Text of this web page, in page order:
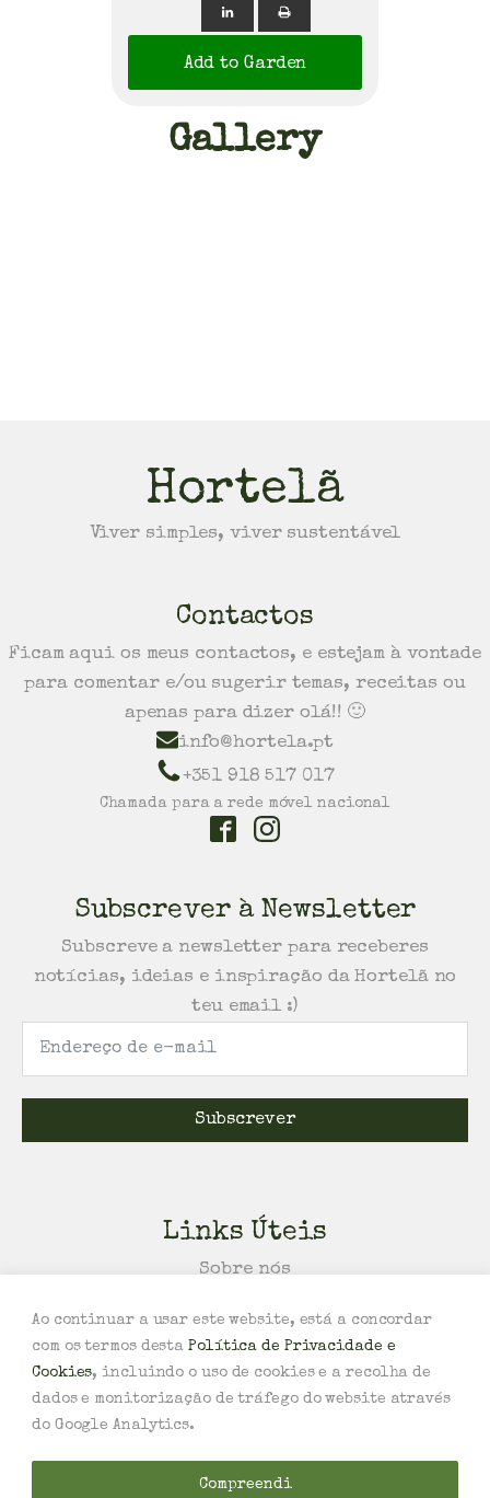
Ao continuar a usar este website, está a concordar
com os termos desta Política de Privacidade e
Cookies, incluindo o uso de cookies e a recolha de
dados e monitorização de tráfego do website através
do Google Analytics.
Compreendi
Add to Garden
Gallery
Hortelã
Viver simples, viver sustentável
Contactos
Ficam aqui os meus contactos, e estejam à vontade
para comentar e/ou sugerir temas, receitas ou
apenas para dizer olá!! 🙂
info@hortela.pt
+351 918 517 017
Chamada para a rede móvel nacional
Subscrever à Newsletter
Subscreve a newsletter para receberes
notícias, ideias e inspiração da Hortelã no
teu email :)
Subscrever
Links Úteis
Sobre nós
Política de Privacidade e Cookies
Livro de Reclamações
Todos os Direitos Reservados ©2026Hortelã
Design por BOTODACRUZ